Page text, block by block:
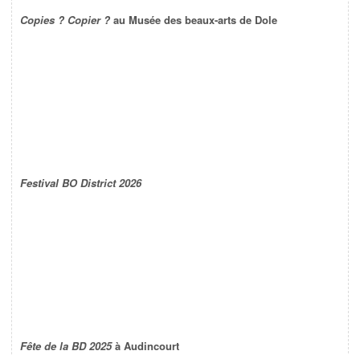
Copies ? Copier ? au Musée des beaux-arts de Dole
Festival BO District 2026
Fête de la BD 2025à Audincourt